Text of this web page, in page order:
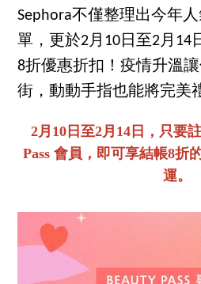
Sephora不僅整理出今年
單，更於2月10日至2月14
8折優惠折扣！疫情升溫
街，動動手指也能將完美
2月10日至2月14日，只要
Pass 會員，即可享結帳8折
運。